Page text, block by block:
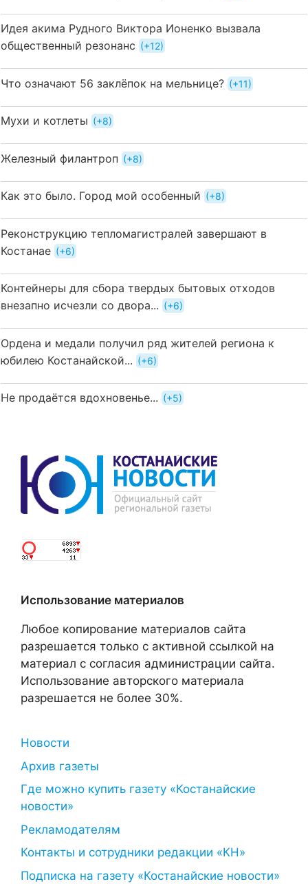
Идея акима Рудного Виктора Ионенко вызвала
общественный резонанс
+12
Что означают 56 заклёпок на мельнице? +11
Мухи и котлеты +8
Железный филантроп +8
Как это было. Город мой особенный +8
Реконструкцию тепломагистралей завершают в
Костанае
+6
Контейнеры для сбора твердых бытовых отходов
внезапно исчезли со двора...
+6
Ордена и медали получил ряд жителей региона к
юбилею Костанайской...
+6
Не продаётся вдохновенье... +5
Использование материалов
Любое копирование материалов сайта
разрешается только с активной ссылкой на
материал с согласия администрации сайта.
Использование авторского материала
разрешается не более 30%.
Новости
Архив газеты
Где можно купить газету «Костанайские
новости»
Рекламодателям
Контакты и сотрудники редакции «КН»
Подписка на газету «Костанайские новости»